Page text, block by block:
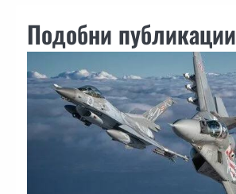
Подобни публикации